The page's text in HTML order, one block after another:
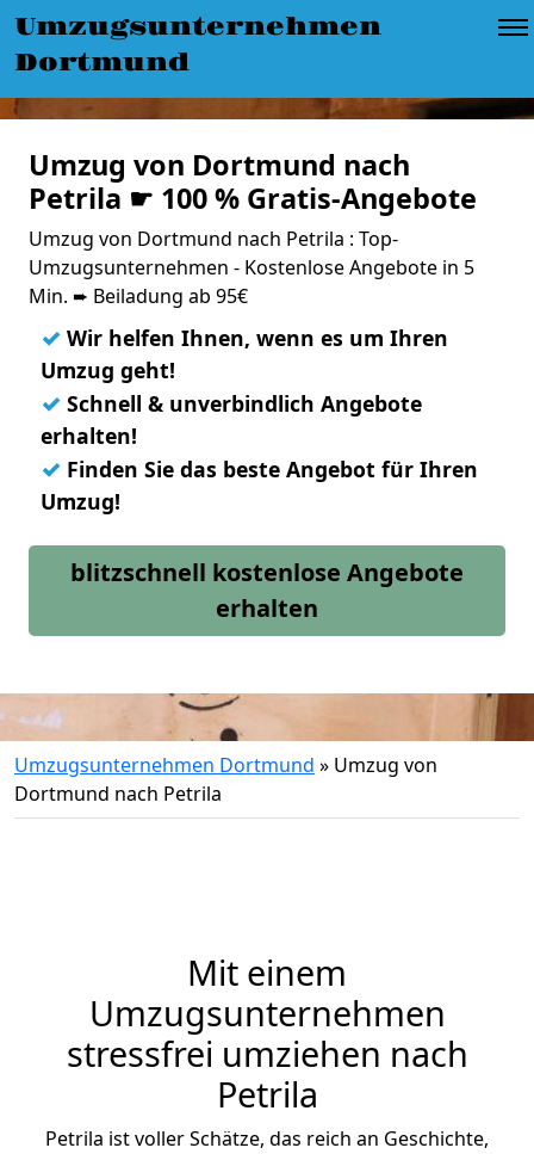
Umzugsunternehmen
Dortmund
Umzug von Dortmund nach
Petrila ☛ 100 % Gratis-Angebote
Umzug von Dortmund nach Petrila : Top-
Umzugsunternehmen - Kostenlose Angebote in 5
Min. ➨ Beiladung ab 95€
✓ Wir helfen Ihnen, wenn es um Ihren
Umzug geht!
✓ Schnell & unverbindlich Angebote
erhalten!
✓ Finden Sie das beste Angebot für Ihren
Umzug!
blitzschnell kostenlose Angebote
erhalten
Umzugsunternehmen Dortmund » Umzug von
Dortmund nach Petrila
Mit einem
Umzugsunternehmen
stressfrei umziehen nach
Petrila
Petrila ist voller Schätze, das reich an Geschichte,